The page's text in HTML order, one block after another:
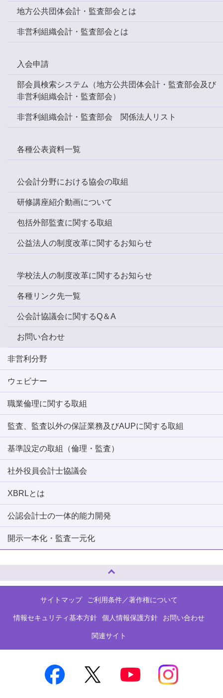
地方公共団体会計・監査部会とは
非営利組織会計・監査部会とは
入会申請
部会員検索システム（地方公共団体会計・監査部会及び
非営利組織会計・監査部会）
非営利組織会計・監査部会 関係法人リスト
各種公表資料一覧
公会計分野における協会の取組
研修講座紹介動画について
包括外部監査に関する取組
公益法人の制度改革に関するお知らせ
学校法人の制度改革に関するお知らせ
各種リンク先一覧
公会計協議会に関するQ＆A
お問い合わせ
非営利分野
ウェビナー
職業倫理に関する取組
監査、監査以外の保証業務及びAUPに関する取組
基準設定の取組（倫理・監査）
社外役員会計士協議会
XBRLとは
公認会計士の一体的能力開発
開示一本化・監査一元化
サイトマップ ご利用条件／著作権について
情報セキュリティ基本方針 個人情報保護方針 お問い合わせ
関連サイト